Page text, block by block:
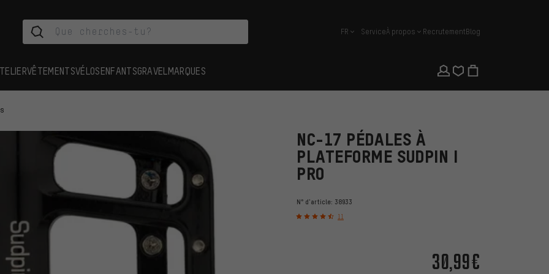
français
FR ServiceÀ propos RecrutementBlog
VÊTEMENTSVÉLOSENFANTSGRAVEL MARQUES
NC-17 PÉDALES À
PLATEFORME SUDPIN I
PRO
N° d'article: 38933
11
30,99€